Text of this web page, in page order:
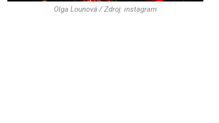
Olga Lounová / Zdroj: instagram